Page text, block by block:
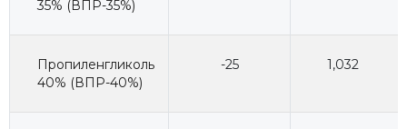
35% (ВПР-35%)
Пропиленгликоль
40% (ВПР-40%)
-25 1,032